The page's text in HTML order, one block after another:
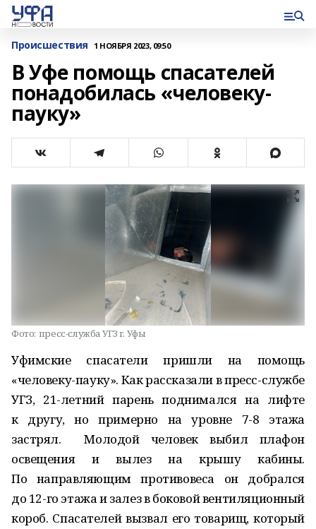
Происшествия 1 НОЯБРЯ 2023, 09:50
В Уфе помощь спасателей
понадобилась «человеку-
пауку»
Фото: пресс-служба УГЗ г. Уфы
Уфимские спасатели пришли на помощь
«человеку-пауку». Как рассказали в пресс-службе
УГЗ, 21-летний парень поднимался на лифте
к другу, но примерно на уровне 7-8 этажа
застрял. Молодой человек выбил плафон
освещения и вылез на крышу кабины.
По направляющим противовеса он добрался
до 12-го этажа и залез в боковой вентиляционный
короб. Спасателей вызвал его товарищ, который